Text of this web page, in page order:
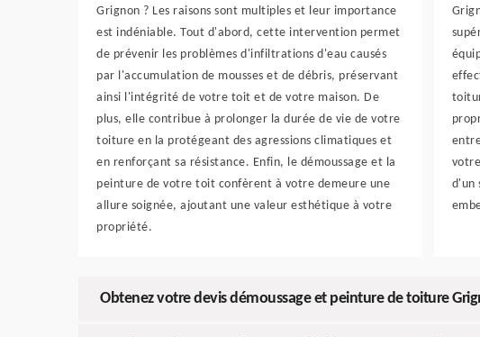
Grignon ? Les raisons sont multiples et leur importance
est indéniable. Tout d'abord, cette intervention permet
de prévenir les problèmes d'infiltrations d'eau causés
par l'accumulation de mousses et de débris, préservant
ainsi l'intégrité de votre toit et de votre maison. De
plus, elle contribue à prolonger la durée de vie de votre
toiture en la protégeant des agressions climatiques et
en renforçant sa résistance. Enfin, le démoussage et la
peinture de votre toit confèrent à votre demeure une
allure soignée, ajoutant une valeur esthétique à votre
propriété.
d'un
Obtenez votre devis démoussage et peinture de toiture